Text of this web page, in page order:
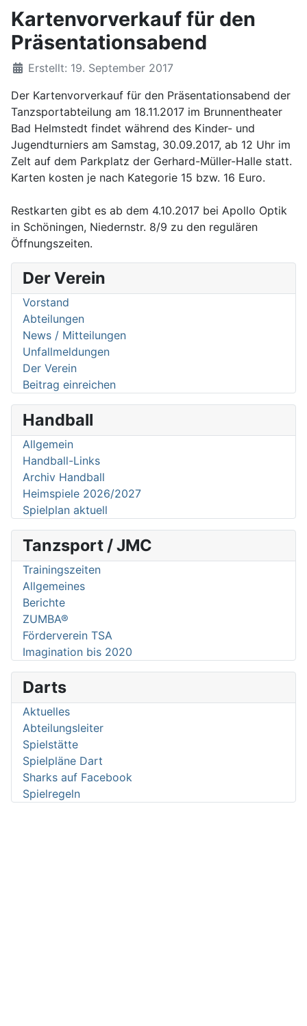
Der Verein
Vorstand
Abteilungen
News / Mitteilungen
Unfallmeldungen
Der Verein
Beitrag einreichen
Handball
Allgemein
Handball-Links
Archiv Handball
Heimspiele 2026/2027
Spielplan aktuell
Tanzsport / JMC
Trainingszeiten
Allgemeines
Berichte
ZUMBA®
Förderverein TSA
Imagination bis 2020
Darts
Aktuelles
Abteilungsleiter
Spielstätte
Spielpläne Dart
Sharks auf Facebook
Spielregeln
Kartenvorverkauf für den
Präsentationsabend
DetailsErstellt: 19. September 2017
Der Kartenvorverkauf für den Präsentationsabend der
Tanzsportabteilung am 18.11.2017 im Brunnentheater
Bad Helmstedt findet während des Kinder- und
Jugendturniers am Samstag, 30.09.2017, ab 12 Uhr im
Zelt auf dem Parkplatz der Gerhard-Müller-Halle statt.
Karten kosten je nach Kategorie 15 bzw. 16 Euro.
Restkarten gibt es ab dem 4.10.2017 bei Apollo Optik
in Schöningen, Niedernstr. 8/9 zu den regulären
Öffnungszeiten.